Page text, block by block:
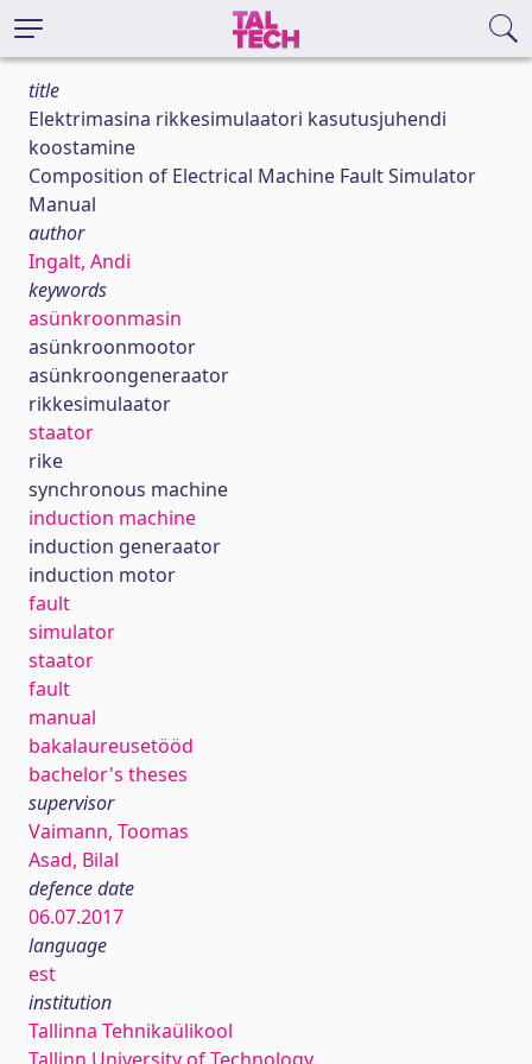
title
Elektrimasina rikkesimulaatori kasutusjuhendi
koostamine
Composition of Electrical Machine Fault Simulator
Manual
author
Ingalt, Andi
keywords
asünkroonmasin
asünkroonmootor
asünkroongeneraator
rikkesimulaator
staator
rike
synchronous machine
induction machine
induction generaator
induction motor
fault
simulator
staator
fault
manual
bakalaureusetööd
bachelor's theses
supervisor
Vaimann, Toomas
Asad, Bilal
defence date
06.07.2017
language
est
institution
Tallinna Tehnikaülikool